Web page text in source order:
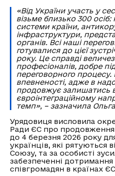
«Від України участь у
візьме близько 300 осіб:
системи країни,
інфраструктури,
органів. Всі наші
готувалися до цієї
року. Це справді
професіоналів, добре
переговорного процесу.
впевненості, адже в
продовжує залишатись
євроінтеграційному
темп», – зазначила
Урядовиця висловила
Ради ЄС про продовження
до 4 березня 2026 року
українців, які рятуються
Союзу, та за особисті
забезпеченні
співгромадян в країнах